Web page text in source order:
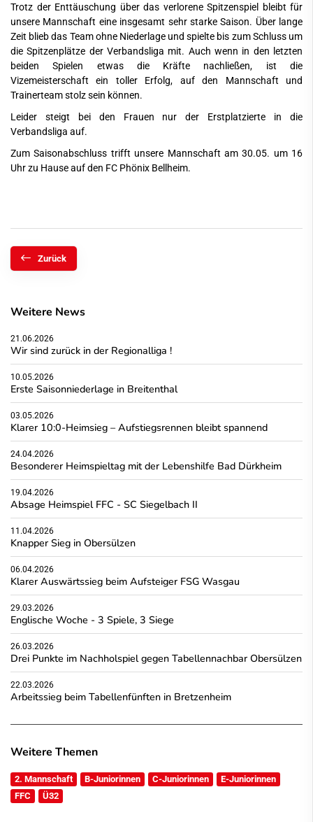
Trotz der Enttäuschung über das verlorene Spitzenspiel bleibt für
unsere Mannschaft eine insgesamt sehr starke Saison. Über lange
Zeit blieb das Team ohne Niederlage und spielte bis zum Schluss um
die Spitzenplätze der Verbandsliga mit. Auch wenn in den letzten
beiden Spielen etwas die Kräfte nachließen, ist die
Vizemeisterschaft ein toller Erfolg, auf den Mannschaft und
Trainerteam stolz sein können.
Leider steigt bei den Frauen nur der Erstplatzierte in die
Verbandsliga auf.
Zum Saisonabschluss trifft unsere Mannschaft am 30.05. um 16
Uhr zu Hause auf den FC Phönix Bellheim.
Zurück
Weitere News
21.06.2026
Wir sind zurück in der Regionalliga !
10.05.2026
Erste Saisonniederlage in Breitenthal
03.05.2026
Klarer 10:0-Heimsieg – Aufstiegsrennen bleibt spannend
24.04.2026
Besonderer Heimspieltag mit der Lebenshilfe Bad Dürkheim
19.04.2026
Absage Heimspiel FFC - SC Siegelbach II
11.04.2026
Knapper Sieg in Obersülzen
06.04.2026
Klarer Auswärtssieg beim Aufsteiger FSG Wasgau
29.03.2026
Englische Woche - 3 Spiele, 3 Siege
26.03.2026
Drei Punkte im Nachholspiel gegen Tabellennachbar Obersülzen
22.03.2026
Arbeitssieg beim Tabellenfünften in Bretzenheim
Weitere Themen
2. Mannschaft B-Juniorinnen C-Juniorinnen
E-Juniorinnen
FFC
Ü32